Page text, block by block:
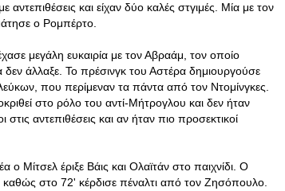
και είχαν δύο καλές στγιμές. Μία με τον
ο Ρομπέρτο.
μεγάλη ευκαιρία με τον Αβραάμ, τον οποίο
άλλαξε. Το πρέσινγκ του Αστέρα δημιουργούσε
που περίμεναν τα πάντα από τον Ντομίνγκες.
στο ρόλο του αντί-Μήτρογλου και δεν ήταν
στις αντεπιθέσεις και αν ήταν πιο προσεκτικοί
Μίτσελ έριξε Βάις και Ολαϊτάν στο παιχνίδι. Ο
καθώς στο 72' κέρδισε πέναλτι από τον Ζησόπουλο.